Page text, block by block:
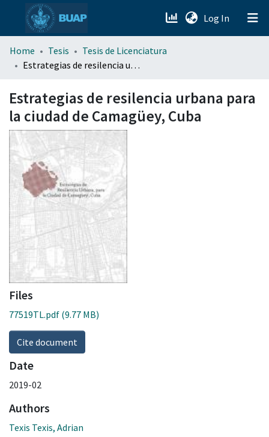
Log In (current)
menu.section.about_menu
Home Tesis
Tesis de Licenciatura
Estrategias de resilencia urbana para la ciudad de Camagüey, Cuba
Estrategias de resilencia urbana para
la ciudad de Camagüey, Cuba
Files
77519TL.pdf (9.77 MB)
Cite document
Date
2019-02
Authors
Texis Texis, Adrian